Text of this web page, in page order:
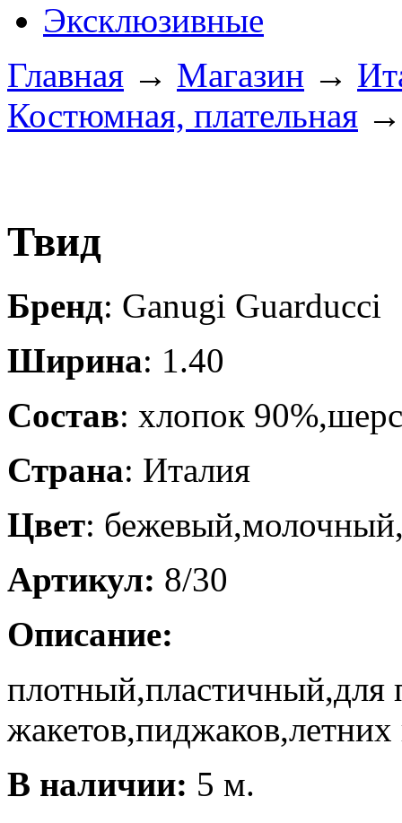
Эксклюзивные
Главная → Магазин →
Костюмная, плательная
Твид
Бренд: Ganugi Guarducci
Ширина: 1.40
Состав: хлопок
Страна: Италия
Цвет:
Артикул: 8/30
Описание:
плотный,пластичный,для
жакетов,пиджаков,летних
В наличии: 5 м.